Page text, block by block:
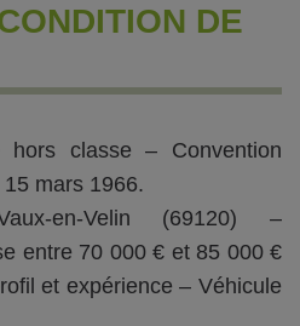
DE
classe – Convention
mars 1966.
en-Velin (69120) –
entre 70 000 € et 85 000 €
et expérience – Véhicule